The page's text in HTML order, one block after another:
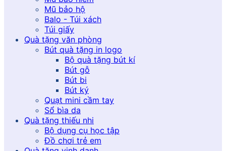
Mũ bảo hộ
Balo - Túi xách
Túi giấy
Quà tặng văn phòng
Bút quà tặng in logo
Bộ quà tặng bút kí
Bút gỗ
Bút bi
Bút ký
Quạt mini cầm tay
Sổ bìa da
Quà tặng thiếu nhi
Bộ dụng cụ học tập
Đồ chơi trẻ em